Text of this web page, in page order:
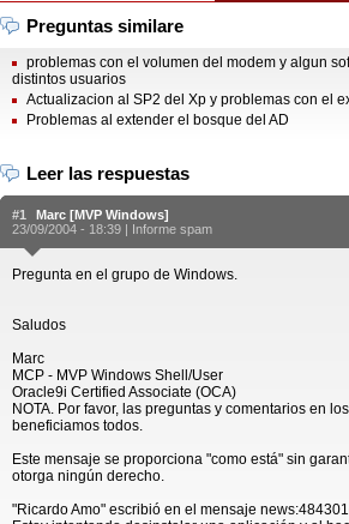
Preguntas similare
problemas con el volumen del modem y algun
distintos usuarios
Actualizacion al SP2 del Xp y problemas con el
Problemas al extender el bosque del AD
Leer las respuestas
#1
Marc [MVP Windows]
23/09/2004 - 18:39 | Informe spam
Pregunta en el grupo de Windows.
Saludos
Marc
MCP - MVP Windows Shell/User
Oracle9i Certified Associate (OCA)
NOTA. Por favor, las preguntas y comentarios en
beneficiamos todos.
Este mensaje se proporciona "como está" sin
otorga ningún derecho.
"Ricardo Amo" escribió en el mensaje